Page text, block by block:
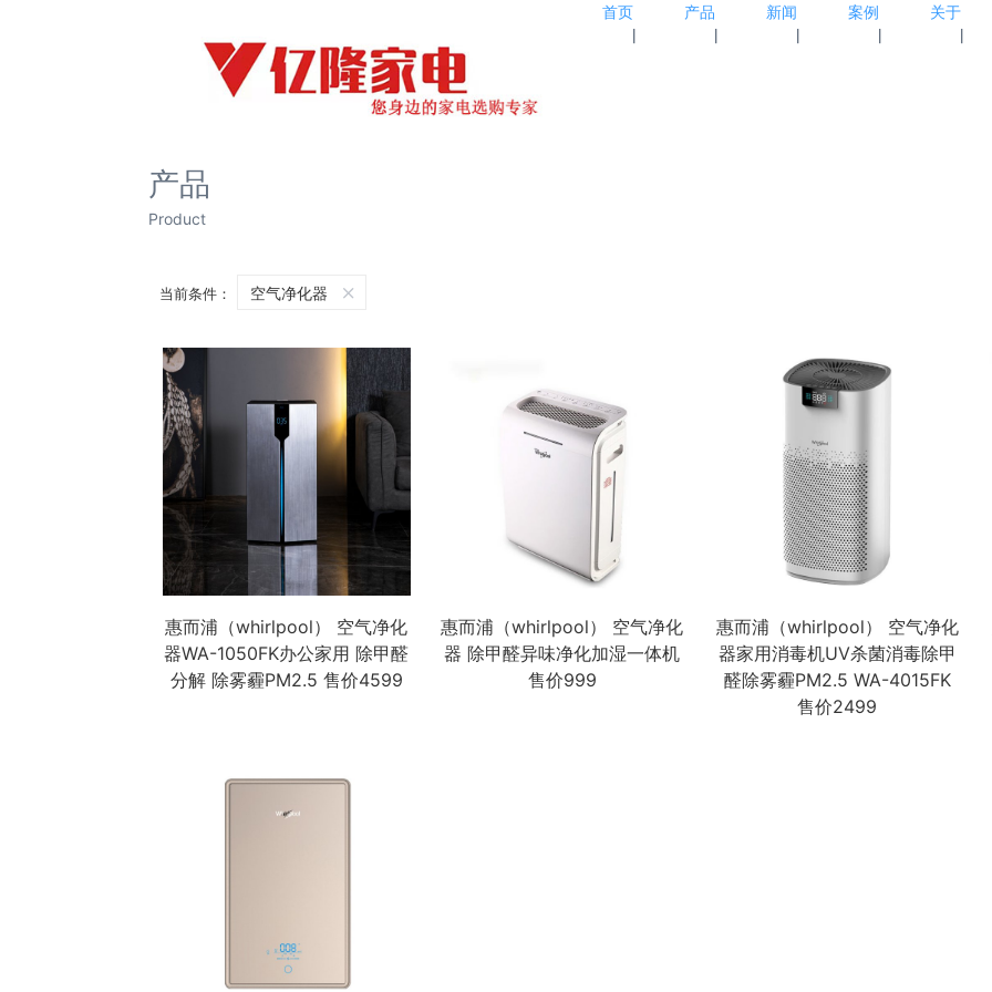
首页 产品 新闻 案例 关于
产品
Product
当前条件： 空气净化器
惠而浦（whirlpool） 空气净化
器WA-1050FK办公家用 除甲醛
分解 除雾霾PM2.5 售价4599
惠而浦（whirlpool） 空气净化
器 除甲醛异味净化加湿一体机
售价999
惠而浦（whirlpool） 空气净化
器家用消毒机UV杀菌消毒除甲
醛除雾霾PM2.5 WA-4015FK
售价2499